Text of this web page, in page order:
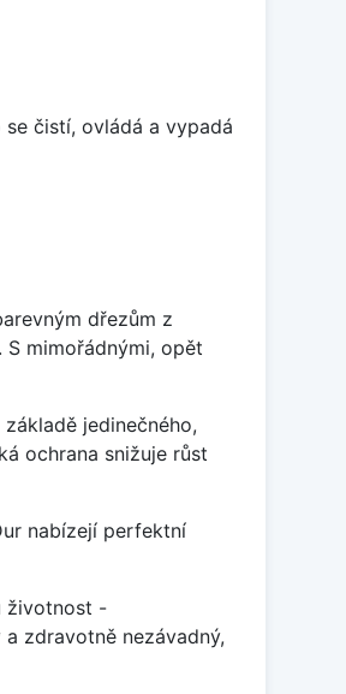
čistí, ovládá a vypadá
dřezům z
mimořádnými, opět
jedinečného,
ochrana snižuje růst
nabízejí perfektní
životnost -
zdravotně nezávadný,